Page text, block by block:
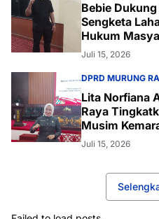
Bebie
Sengketa
Hukum
Juli 15, 2026
DPRD MURUNG
Lita Norfiana
Raya
Musim
Juli 15, 2026